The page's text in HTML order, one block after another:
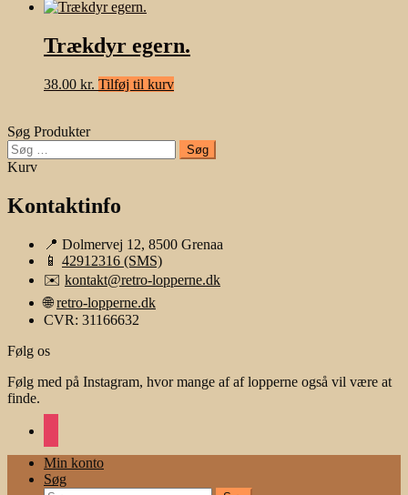
Trækdyr egern.
38.00 kr. Tilføj til kurv
Søg Produkter
Søg
efter:
Kurv
Kontaktinfo
📍 Dolmervej 12, 8500 Grenaa
📱 42912316 (SMS)
✉️ kontakt@retro-lopperne.dk
🌐retro-lopperne.dk
CVR: 31166632
Følg os
Følg med på Instagram, hvor mange af af lopperne også vil være at
finde.
Min konto
Søg